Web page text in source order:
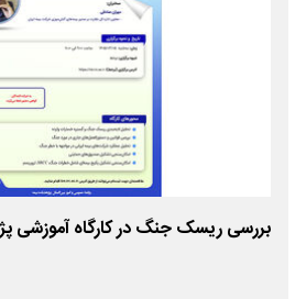
بررسی ریسک جنگ در کارگاه آموزشی